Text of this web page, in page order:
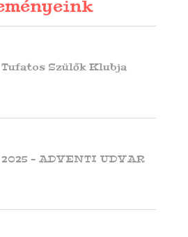
Tufatos Szülők Klubja
2025 - ADVENTI UDVAR